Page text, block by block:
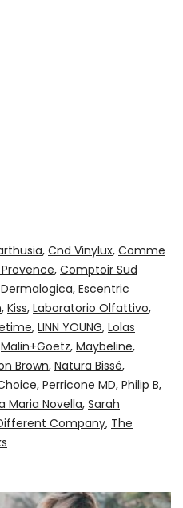
Cnd Vinylux Comme
Comptoir Sud
Dermalogica Escentric
Kiss Laboratorio Olfattivo
LINN YOUNG Lolas
Malin+Goetz Maybeline
Brown Natura Bissé
Perricone MD Philip B
Maria Novella Sarah
Company The